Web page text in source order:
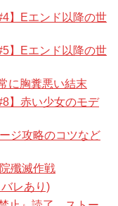
】Eエンド以降の世
】Eエンド以降の世
に胸糞悪い結末
】赤い少女のモデ
ジ攻略のコツなど
殲滅作戦
レあり)